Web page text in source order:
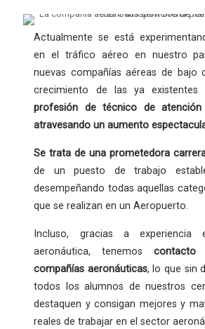
Actualmente se está
en el tráfico aéreo en nuestro
nuevas compañías aéreas de bajo
crecimiento de las ya existentes
profesión
de técnico de
atravesando un aumento
Se trata de unaprometedora
de un puesto de trabajo
desempeñando todas aquellas
que se realizan en un Aeropuerto.
Incluso, gracias a
aeronáutica, tenemos
compañías aeronáuticas, lo que sin
todos los alumnos de nuestros
destaquen y consigan mejores y
reales de trabajar en el sector